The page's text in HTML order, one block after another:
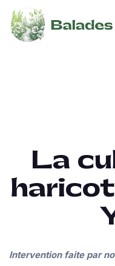
La
Intervention faite par